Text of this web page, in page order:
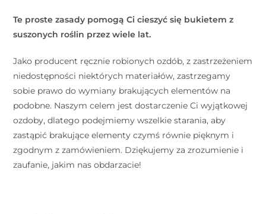
Te proste zasady pomogą Ci cieszyć się bukietem z
suszonych roślin przez wiele lat.
Jako producent ręcznie robionych ozdób, z zastrzeżeniem
niedostępności niektórych materiałów, zastrzegamy
sobie prawo do wymiany brakujących elementów na
podobne. Naszym celem jest dostarczenie Ci wyjątkowej
ozdoby, dlatego podejmiemy wszelkie starania, aby
zastąpić brakujące elementy czymś równie pięknym i
zgodnym z zamówieniem. Dziękujemy za zrozumienie i
zaufanie, jakim nas obdarzacie!